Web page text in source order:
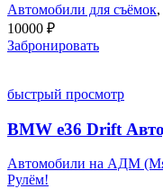
Автомобили для съёмок,
10000 ₽
Забронировать
быстрый просмотр
BMW e36 Drift
Автомобили на АДМ
Рулём!